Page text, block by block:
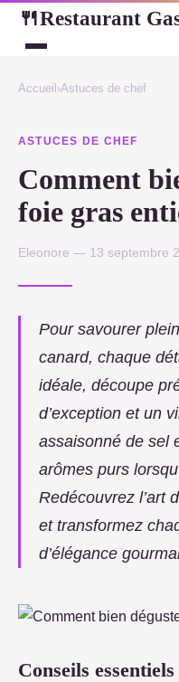
🍴Restaurant
Accueil ›Astuces de chef
ASTUCES DE CHEF
Comment
foie gras
Eleonore — 13 septembre
Pour savourer
canard, chaque
idéale, découpe
d’exception et un
assaisonné de sel
arômes purs
Redécouvrez l’art
et transformez
d’élégance
Conseils